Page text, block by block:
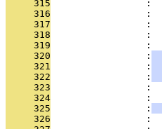
     315
:
     316
:
     317
:
     318
:
     319
:
     320
                 :
     321
                 :
     322
                 :
     323
:
     324
:
     325
                 :
     326
: